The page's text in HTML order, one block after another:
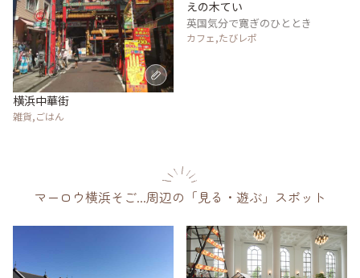
横浜中華街
雑貨,ごはん
えの木てい
英国気分で寛ぎのひととき
カフェ,たびレポ
マーロウ横浜そご...周辺の「見る・遊ぶ」スポット